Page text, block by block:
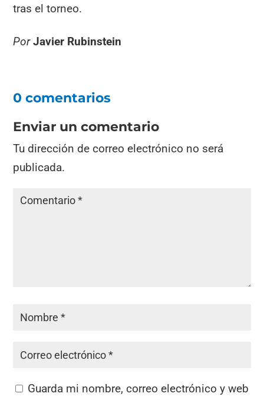
tras el torneo.
Por Javier Rubinstein
0 comentarios
Enviar un comentario
Tu dirección de correo electrónico no será
publicada.
Guarda mi nombre, correo electrónico y web